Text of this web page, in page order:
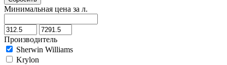
Минимальная цена за л.
Производитель
Sherwin Williams
Krylon